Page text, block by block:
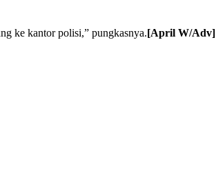
ke kantor polisi,” pungkasnya.[April W/Adv]